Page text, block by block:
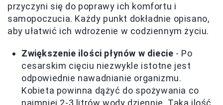
przyczyni się do poprawy ich komfortu i
samopoczucia. Każdy punkt dokładnie opisano,
aby ułatwić ich wdrożenie w codziennym życiu.
Zwiększenie ilości płynów w diecie - Po
cesarskim cięciu niezwykle istotne jest
odpowiednie nawadnianie organizmu.
Kobieta powinna dążyć do spożywania co
najmniej 2-3 litrów wody dziennie. Taka ilość